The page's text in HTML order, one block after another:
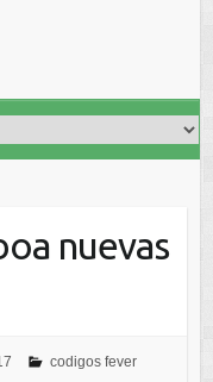
nuevas
codigos fever